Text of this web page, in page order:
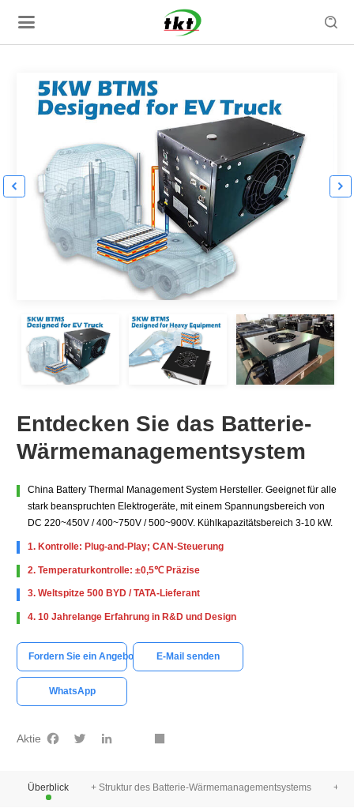

 
Entdecken Sie das Batterie-
Wärmemanagementsystem
China Battery Thermal Management System Hersteller. Geeignet für alle
stark beanspruchten Elektrogeräte, mit einem Spannungsbereich von
DC 220~450V / 400~750V / 500~900V. Kühlkapazitätsbereich 3-10 kW.
1. Kontrolle: Plug-and-Play; CAN-Steuerung
2. Temperaturkontrolle: ±0,5℃ Präzise
3. Weltspitze 500 BYD / TATA-Lieferant
4. 10 Jahrelange Erfahrung in R&D und Design
Fordern Sie ein Angebot an E-Mail senden
WhatsApp
Aktie FacebookTwitter youtube
Überblick + Struktur des Batterie-Wärmemanagementsystems +